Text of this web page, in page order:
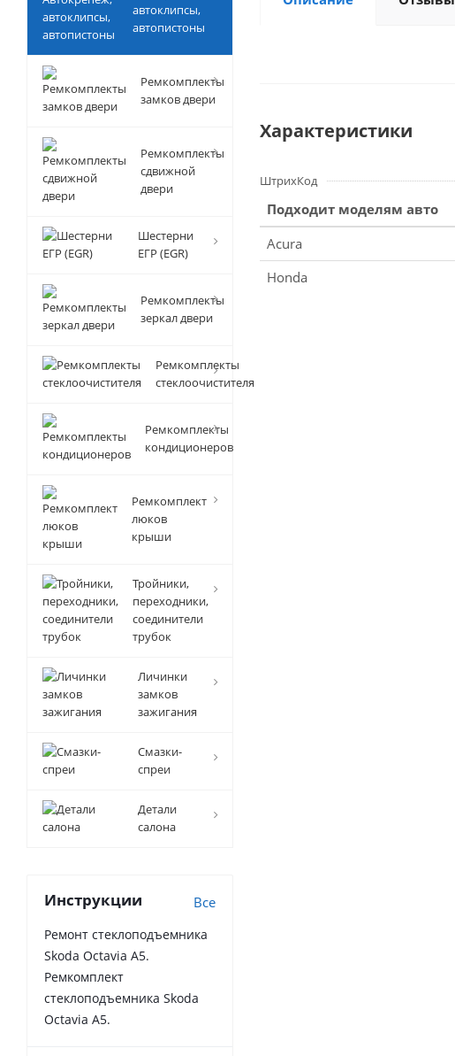
автоклипсы,
автопистоны
Ремкомплекты
замков двери
Ремкомплекты
сдвижной
двери
Шестерни
ЕГР (EGR)
Ремкомплекты
зеркал двери
Ремкомплекты
стеклоочистителя
Ремкомплекты
кондиционеров
Ремкомплект
люков
крыши
Тройники,
переходники,
соединители
трубок
Личинки
замков
зажигания
Смазки-
спреи
Детали
салона
Инструкции Все
Ремонт стеклоподъемника
Skoda Octavia A5.
Ремкомплект
стеклоподъемника Skoda
Octavia A5.
Характеристики
ШтрихКод
Подходит моделям авто
Acura
Honda